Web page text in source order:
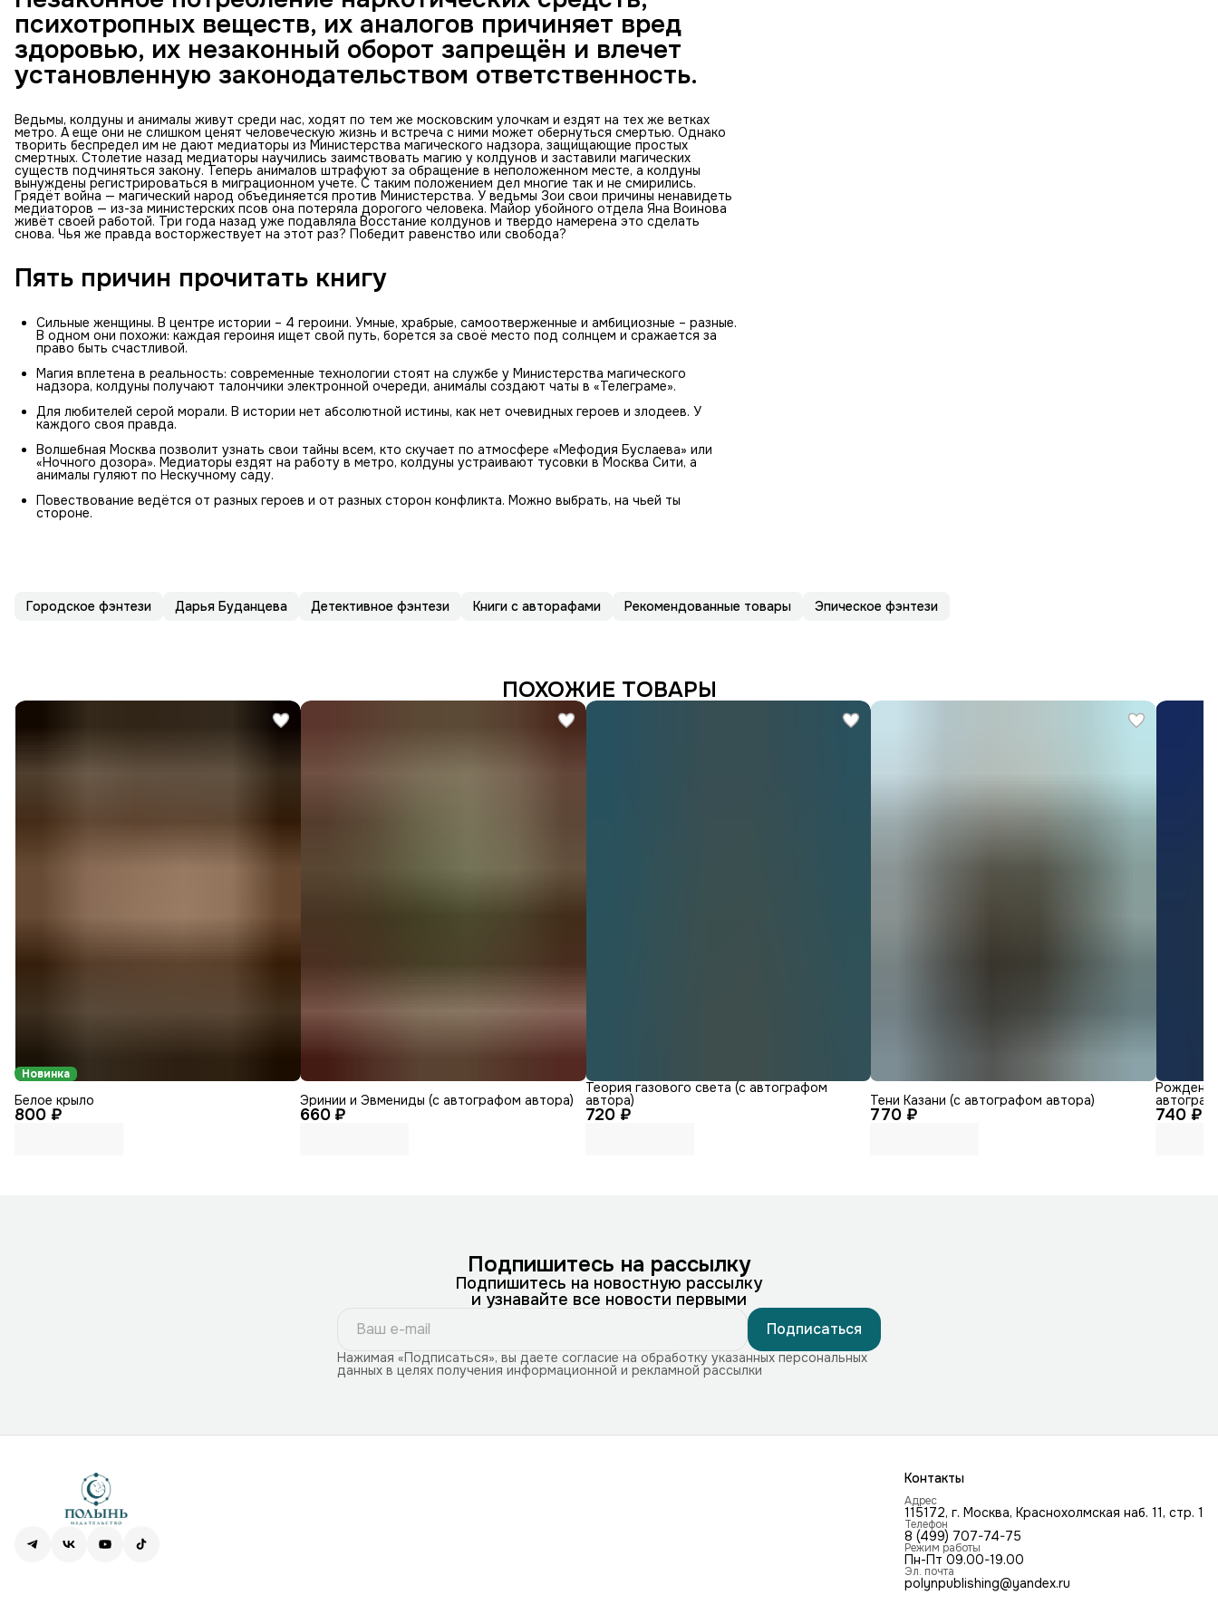
Повествование ведётся от разных героев и от разных сторон
конфликта. Можно выбрать, на чьей ты стороне.
психотропных веществ, их аналогов причиняет вред
здоровью, их незаконный оборот запрещён и влечет
установленную законодательством ответственность.
Ведьмы, колдуны и анималы живут среди нас, ходят по тем же московским улочкам и ездят на тех же ветках
метро. А еще они не слишком ценят человеческую жизнь и встреча с ними может обернуться смертью. Однако
творить беспредел им не дают медиаторы из Министерства магического надзора, защищающие простых
смертных. Столетие назад медиаторы научились заимствовать магию у колдунов и заставили магических
существ подчиняться закону. Теперь анималов штрафуют за обращение в неположенном месте, а колдуны
вынуждены регистрироваться в миграционном учете. С таким положением дел многие так и не смирились.
Грядёт война — магический народ объединяется против Министерства. У ведьмы Зои свои причины ненавидеть
медиаторов — из-за министерских псов она потеряла дорогого человека. Майор убойного отдела Яна Воинова
живёт своей работой. Три года назад уже подавляла Восстание колдунов и твердо намерена это сделать
снова. Чья же правда восторжествует на этот раз? Победит равенство или свобода?
Пять причин прочитать книгу
Сильные женщины. В центре истории – 4 героини. Умные, храбрые, самоотверженные и амбициозные – разные.
В одном они похожи: каждая героиня ищет свой путь, борется за своё место под солнцем и сражается за
право быть счастливой.
Магия вплетена в реальность: современные технологии стоят на службе у Министерства магического
надзора, колдуны получают талончики электронной очереди, анималы создают чаты в «Телеграме».
Для любителей серой морали. В истории нет абсолютной истины, как нет очевидных героев и злодеев. У
каждого своя правда.
Волшебная Москва позволит узнать свои тайны всем, кто скучает по атмосфере «Мефодия Буслаева» или
«Ночного дозора». Медиаторы ездят на работу в метро, колдуны устраивают тусовки в Москва Сити, а
анималы гуляют по Нескучному саду.
Повествование ведётся от разных героев и от разных сторон конфликта. Можно выбрать, на чьей ты
стороне.
Городское фэнтези Дарья Буданцева Детективное фэнтези Книги с авторафами Рекомендованные товары Эпическое фэнтези
ПОХОЖИЕ ТОВАРЫ
Новинка
800 ₽
Белое крыло
660 ₽
Эринии и Эвмениды (с автографом автора)
720 ₽
Теория газового света (с автографом
автора)
770 ₽
Тени Казани (с автографом автора)
740 ₽
Подпишитесь на рассылку
Подпишитесь на новостную рассылку
и узнавайте все новости первыми
Подписаться
Нажимая «Подписаться», вы даете согласие на обработку указанных персональных
данных в целях получения информационной и рекламной рассылки
Контакты
Адрес
115172, г. Москва, Краснохолмская наб. 11, стр. 1
Телефон
8 (499) 707-74-75
Режим работы
Пн-Пт 09.00-19.00
Эл. почта
polynpublishing@yandex.ru